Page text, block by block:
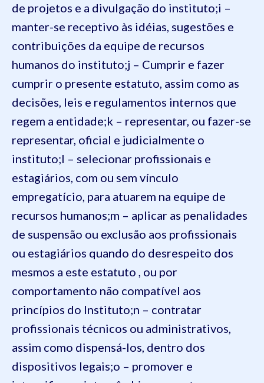
de projetos e a divulgação do instituto;i –
manter-se receptivo às idéias, sugestões e
contribuições da equipe de recursos
humanos do instituto;j – Cumprir e fazer
cumprir o presente estatuto, assim como as
decisões, leis e regulamentos internos que
regem a entidade;k – representar, ou fazer-se
representar, oficial e judicialmente o
instituto;l – selecionar profissionais e
estagiários, com ou sem vínculo
empregatício, para atuarem na equipe de
recursos humanos;m – aplicar as penalidades
de suspensão ou exclusão aos profissionais
ou estagiários quando do desrespeito dos
mesmos a este estatuto , ou por
comportamento não compatível aos
princípios do Instituto;n – contratar
profissionais técnicos ou administrativos,
assim como dispensá-los, dentro dos
dispositivos legais;o – promover e